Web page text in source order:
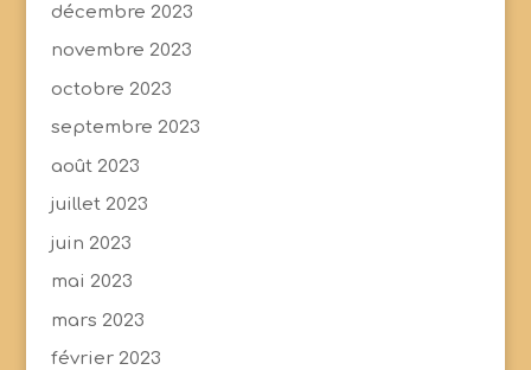
décembre 2023
novembre 2023
octobre 2023
septembre 2023
août 2023
juillet 2023
juin 2023
mai 2023
mars 2023
février 2023